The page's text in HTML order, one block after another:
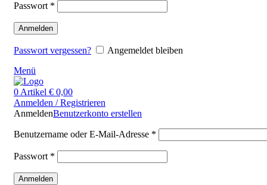
Passwort *
Anmelden
Passwort vergessen?
Angemeldet bleiben
Menü
0 Artikel € 0,00
Anmelden / Registrieren
AnmeldenBenutzerkonto erstellen
Benutzername oder E-Mail-Adresse *
Passwort *
Anmelden